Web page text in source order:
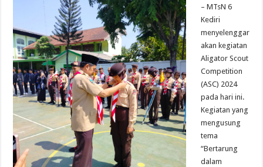
– MTsN 6
Kediri
menyelenggar
akan kegiatan
Aligator Scout
Competition
(ASC) 2024
pada hari ini.
Kegiatan yang
mengusung
tema
“Bertarung
dalam